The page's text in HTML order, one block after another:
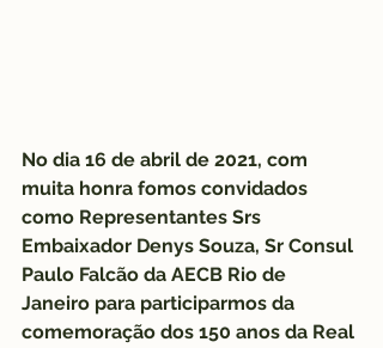
No dia 16 de abril de 2021, com
muita honra fomos convidados
como Representantes Srs
Embaixador Denys Souza, Sr Consul
Paulo Falcão da AECB Rio de
Janeiro para participarmos da
comemoração dos 150 anos da Real